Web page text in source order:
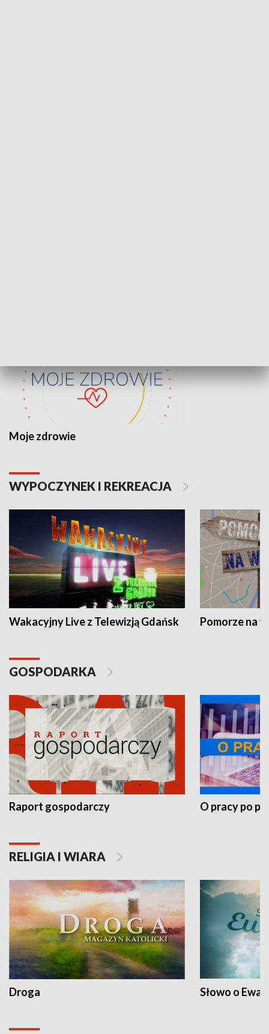
Moje zdrowie
WYPOCZYNEK I REKREACJA
Wakacyjny Live z Telewizją Gdańsk Pomorze na
GOSPODARKA
Raport gospodarczy O pracy po
RELIGIA I WIARA
Droga Słowo o